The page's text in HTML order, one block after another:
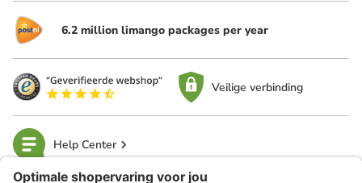
6.2 million limango packages per year
Veilige verbinding
Help Center